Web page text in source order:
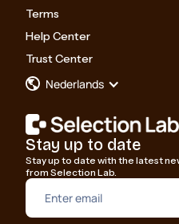
Stay up to date
Stay up to date with the latest
from Selection Lab.
Terms
Help Center
Trust Center
Nederlands